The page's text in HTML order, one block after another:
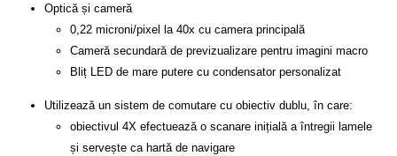
Optică și cameră
0,22 microni/pixel la 40x cu camera principală
Cameră secundară de previzualizare pentru imagini macro
Bliț LED de mare putere cu condensator personalizat
Utilizează un sistem de comutare cu obiectiv dublu, în care:
obiectivul 4X efectuează o scanare inițială a întregii lamele
și servește ca hartă de navigare